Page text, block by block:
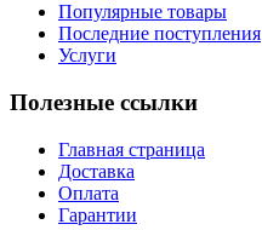
Популярные товары
Последние поступления
Услуги
Полезные ссылки
Главная страница
Доставка
Оплата
Гарантии